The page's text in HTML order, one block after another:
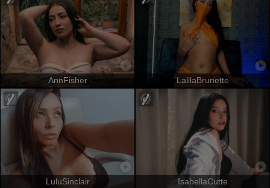
AnnFisher LalilaBrunette
LuluSinclair IsabellaCutte